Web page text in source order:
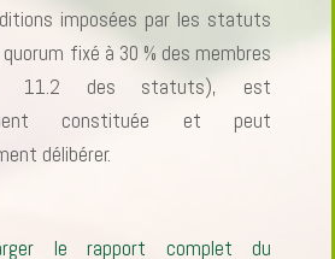
imposées par les statuts
quorum fixé à 30 % des membres
11.2 des statuts), est
constituée et peut
délibérer.
le rapport complet du